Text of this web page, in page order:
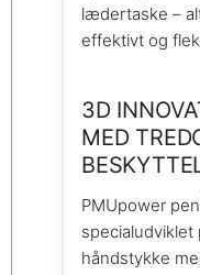
lædertaske –
effektivt og
3D
MED
PMUpower pen
specialudviklet
håndstykke